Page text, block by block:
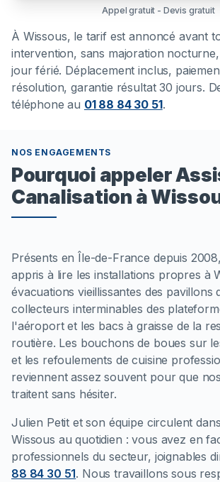
Appel gratuit - Devis gratuit
À Wissous, le tarif est annoncé avant
intervention, sans majoration
jour férié. Déplacement inclus,
résolution, garantie résultat 30 jours.
téléphone au 01 88 84 30 51.
NOS ENGAGEMENTS
Pourquoi appeler
Canalisation à
Présents en Île-de-France depuis
appris à lire les installations propres à
évacuations vieillissantes des pavillons
collecteurs interminables des
l'aéroport et les bacs à graisse de la
routière. Les bouchons de boues sur
et les refoulements de cuisine
reviennent assez souvent pour que
traitent sans hésiter.
Julien Petit et son équipe circulent
Wissous au quotidien : vous avez en
professionnels du secteur, joignables
88 84 30 51. Nous travaillons sous